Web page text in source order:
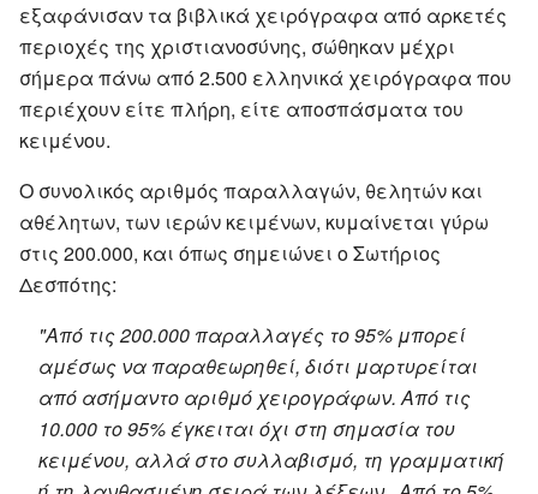
εξαφάνισαν τα βιβλικά χειρόγραφα από αρκετές
περιοχές της χριστιανοσύνης, σώθηκαν μέχρι
σήμερα πάνω από 2.500 ελληνικά χειρόγραφα που
περιέχουν είτε πλήρη, είτε αποσπάσματα του
κειμένου.
Ο συνολικός αριθμός παραλλαγών, θελητών και
αθέλητων, των ιερών κειμένων, κυμαίνεται γύρω
στις 200.000, και όπως σημειώνει ο Σωτήριος
Δεσπότης:
"Από τις 200.000 παραλλαγές το 95% μπορεί
αμέσως να παραθεωρηθεί, διότι μαρτυρείται
από ασήμαντο αριθμό χειρογράφων. Από τις
10.000 το 95% έγκειται όχι στη σημασία του
κειμένου, αλλά στο συλλαβισμό, τη γραμματική